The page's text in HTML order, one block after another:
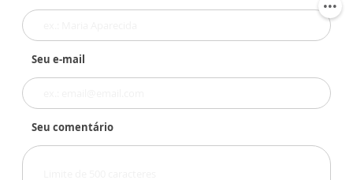
Seu e-mail
Seu comentário